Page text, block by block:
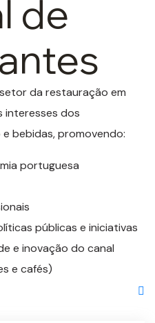
de
da restauração em
interesses dos
bebidas, promovendo:
portuguesa
públicas e iniciativas
e inovação do canal
e cafés)